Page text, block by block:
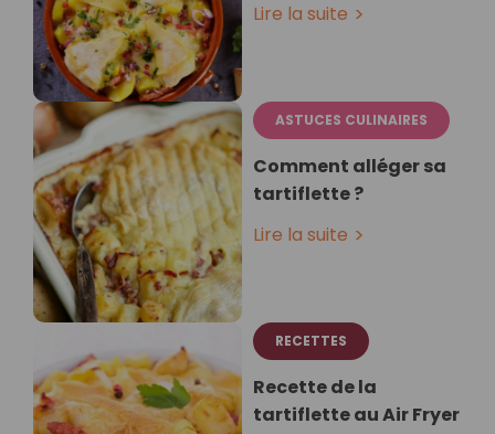
Lire la suite
ASTUCES CULINAIRES
Comment alléger sa
tartiflette ?
Lire la suite
RECETTES
Recette de la
tartiflette au Air Fryer